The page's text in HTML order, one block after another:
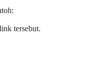
tersebut.